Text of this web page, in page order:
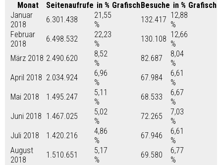
Monat Seitenaufrufe in % GrafischBesuche in % Grafisch
Januar
2018
6.301.438
21,55
%
132.417 12,88
%
Februar
2018
6.498.532
22,23
%
130.108 12,66
%
März 2018 2.490.620
8,52
%
82.687
8,04
%
April 2018 2.034.924
6,96
%
67.984
6,61
%
Mai 2018
1.495.247
5,11
%
68.533
6,67
%
Juni 2018 1.467.025
5,02
%
72.265
7,03
%
Juli 2018
1.420.216
4,86
%
67.946
6,61
%
August
2018
1.510.651
5,17
%
69.580
6,77
%